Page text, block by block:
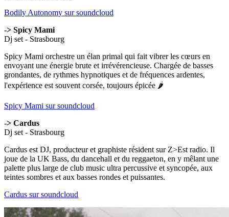
Bodily Autonomy sur soundcloud
-> Spicy Mami
Dj set - Strasbourg
Spicy Mami orchestre un élan primal qui fait vibrer les cœurs en
envoyant une énergie brute et irrévérencieuse. Chargée de basses
grondantes, de rythmes hypnotiques et de fréquences ardentes,
l'expérience est souvent corsée, toujours épicée 🌶️
Spicy Mami sur soundcloud
-> Cardus
Dj set - Strasbourg
Cardus est DJ, producteur et graphiste résident sur Z>Est radio. Il
joue de la UK Bass, du dancehall et du reggaeton, en y mêlant une
palette plus large de club music ultra percussive et syncopée, aux
teintes sombres et aux basses rondes et puissantes.
Cardus sur soundcloud